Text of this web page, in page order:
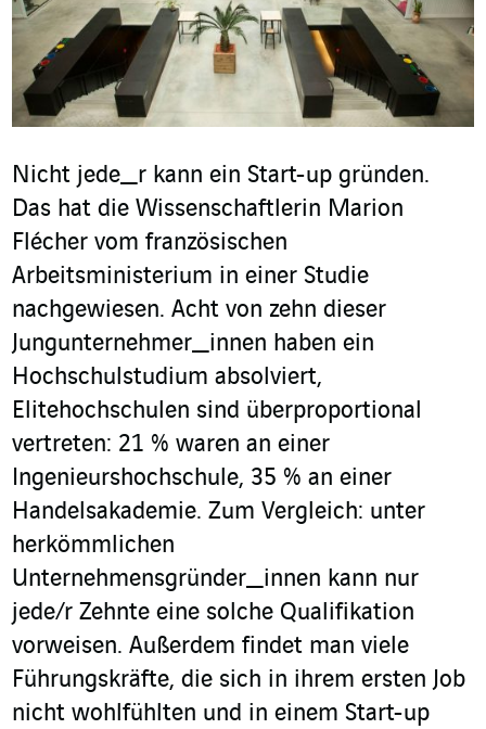
Nicht jede_r kann ein Start-up gründen.
Das hat die Wissenschaftlerin Marion
Flécher vom französischen
Arbeitsministerium in einer Studie
nachgewiesen. Acht von zehn dieser
Jungunternehmer_innen haben ein
Hochschulstudium absolviert,
Elitehochschulen sind überproportional
vertreten: 21 % waren an einer
Ingenieurshochschule, 35 % an einer
Handelsakademie. Zum Vergleich: unter
herkömmlichen
Unternehmensgründer_innen kann nur
jede/r Zehnte eine solche Qualifikation
vorweisen. Außerdem findet man viele
Führungskräfte, die sich in ihrem ersten Job
nicht wohlfühlten und in einem Start-up